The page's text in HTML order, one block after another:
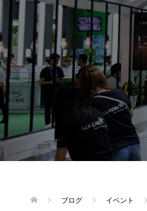
ブログ イベント